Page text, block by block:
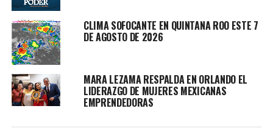
CLIMA SOFOCANTE EN QUINTANA ROO ESTE 7
DE AGOSTO DE 2026
MARA LEZAMA RESPALDA EN ORLANDO EL
LIDERAZGO DE MUJERES MEXICANAS
EMPRENDEDORAS